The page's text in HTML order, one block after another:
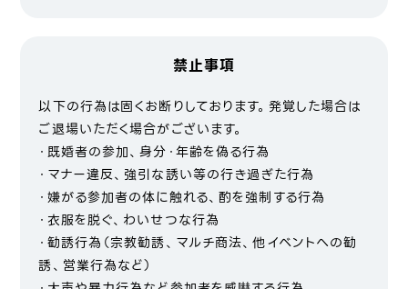
禁止事項
以下の行為は固くお断りしております。発覚した場合は
ご退場いただく場合がございます。
・既婚者の参加、身分・年齢を偽る行為
・マナー違反、強引な誘い等の行き過ぎた行為
・嫌がる参加者の体に触れる、酌を強制する行為
・衣服を脱ぐ、わいせつな行為
・勧誘行為（宗教勧誘、マルチ商法、他イベントへの勧
誘、営業行為など）